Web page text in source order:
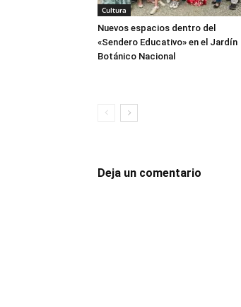
Cultura
Nuevos espacios dentro del
«Sendero Educativo» en el Jardín
Botánico Nacional
Deja un comentario